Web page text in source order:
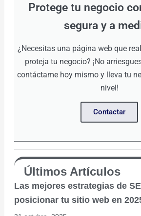
Protege tu negocio
segura y a
¿Necesitas una página web que
proteja tu negocio? ¡No
contáctame hoy mismo y lleva tu
nivel!
Contactar
Últimos Artículos
Las mejores estrategias de
posicionar tu sitio web en